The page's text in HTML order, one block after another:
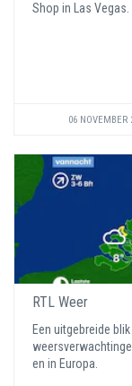
Shop in Las Vegas.
06 NOVEMBER
RTL Weer
Een uitgebreide
en in Europa.